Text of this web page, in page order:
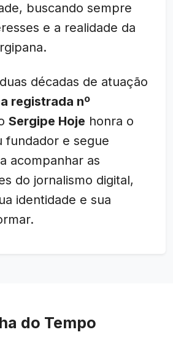
buscando sempre
e a realidade da
décadas de atuação
registrada nº
Sergipe Hoje honra o
fundador e segue
acompanhar as
do jornalismo digital,
identidade e sua
do Tempo